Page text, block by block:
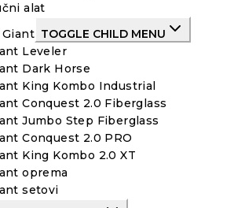
alat
TOGGLE CHILD MENU
Leveler
Dark Horse
King Kombo Industrial
Conquest 2.0 Fiberglass
Jumbo Step Fiberglass
Conquest 2.0 PRO
King Kombo 2.0 XT
oprema
setovi